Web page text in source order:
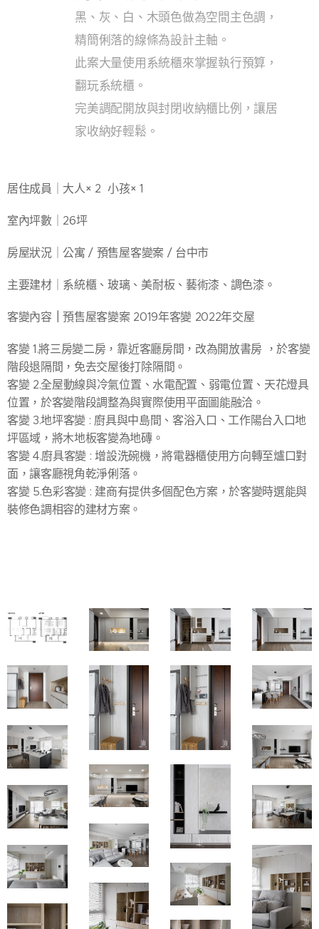
黑、灰、白、木頭色做為空間主色調，
精簡俐落的線條為設計主軸。
此案大量使用系統櫃來掌握執行預算，
翻玩系統櫃。
完美調配開放與封閉收納櫃比例，讓居
家收納好輕鬆。
居住成員｜大人× 2 小孩× 1
室內坪數｜26坪
房屋狀況｜公寓 / 預售屋客變案 / 台中市
主要建材｜系統櫃、玻璃、美耐板、藝術漆、調色漆。
客變內容 ｜預售屋客變案 2019年客變 2022年交屋
客變 1.將三房變二房，靠近客廳房間，改為開放書房 ，於客變
階段退隔間，免去交屋後打除隔間。
客變 2.全屋動線與冷氣位置、水電配置、弱電位置、天花燈具
位置，於客變階段調整為與實際使用平面圖能融洽。
客變 3.地坪客變 : 廚具與中島間、客浴入口、工作陽台入口地
坪區域，將木地板客變為地磚。
客變 4.廚具客變 : 增設洗碗機，將電器櫃使用方向轉至爐口對
面，讓客廳視角乾淨俐落。
客變 5.色彩客變 : 建商有提供多個配色方案，於客變時選能與
裝修色調相容的建材方案。